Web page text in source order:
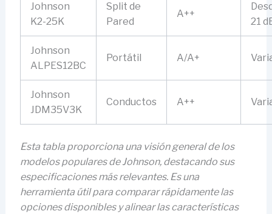
Johnson
K2-25K
Split de
Pared
A++
21
Johnson
ALPES12BC
Portátil A/A+
Johnson
JDM35V3K
Conductos A++
Esta tabla proporciona una visión general de los
modelos populares de Johnson, destacando sus
especificaciones más relevantes. Es una
herramienta útil para comparar rápidamente las
opciones disponibles y alinear las características